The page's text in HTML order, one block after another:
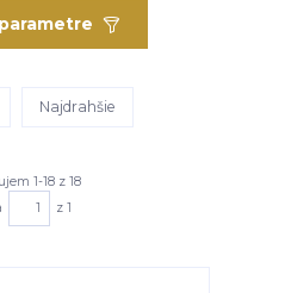
Najdrahšie
1-18 z 18
z 1